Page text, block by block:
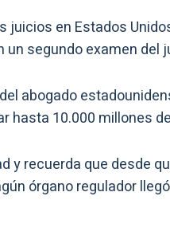
juicios en Estados
segundo examen del
abogado
hasta 10.000 millones
y recuerda que desde
órgano regulador